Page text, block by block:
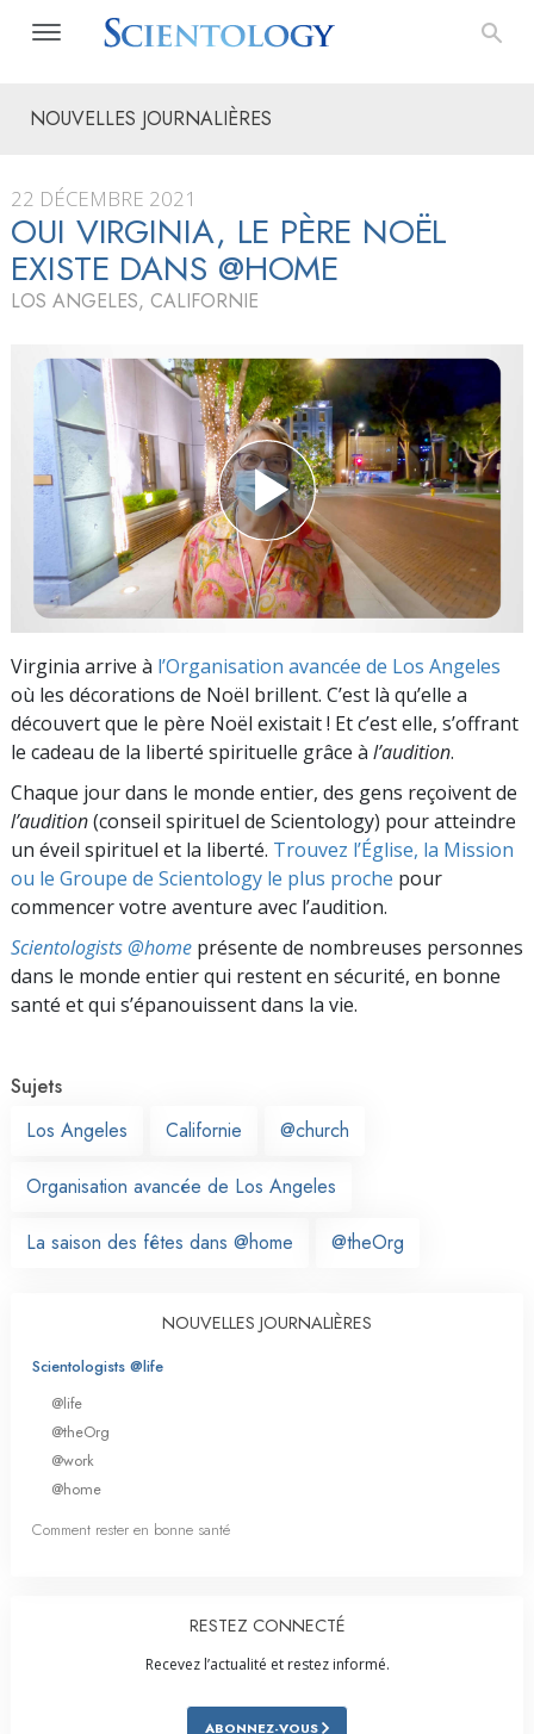
NOUVELLES JOURNALIÈRES
22 DÉCEMBRE 2021
OUI VIRGINIA, LE PÈRE NOËL
EXISTE DANS @HOME
LOS ANGELES, CALIFORNIE
Virginia arrive à l’Organisation avancée de Los Angeles
où les décorations de Noël brillent. C’est là qu’elle a
découvert que le père Noël existait ! Et c’est elle, s’offrant
le cadeau de la liberté spirituelle grâce à l’audition.
Chaque jour dans le monde entier, des gens reçoivent de
l’audition(conseil spirituel de Scientology) pour atteindre
un éveil spirituel et la liberté. Trouvez l’Église, la Mission
ou le Groupe de Scientology le plus proche pour
commencer votre aventure avec l’audition.
Scientologists @home présente de nombreuses personnes
dans le monde entier qui restent en sécurité, en bonne
santé et qui s’épanouissent dans la vie.
Sujets
Los Angeles
Californie @church
Organisation avancée de Los Angeles
La saison des fêtes dans @home @theOrg
NOUVELLES JOURNALIÈRES
Scientologists @life
@life
@theOrg
@work
@home
Comment rester en bonne santé
RESTEZ CONNECTÉ
Recevez l’actualité et restez informé.
ABONNEZ-VOUS